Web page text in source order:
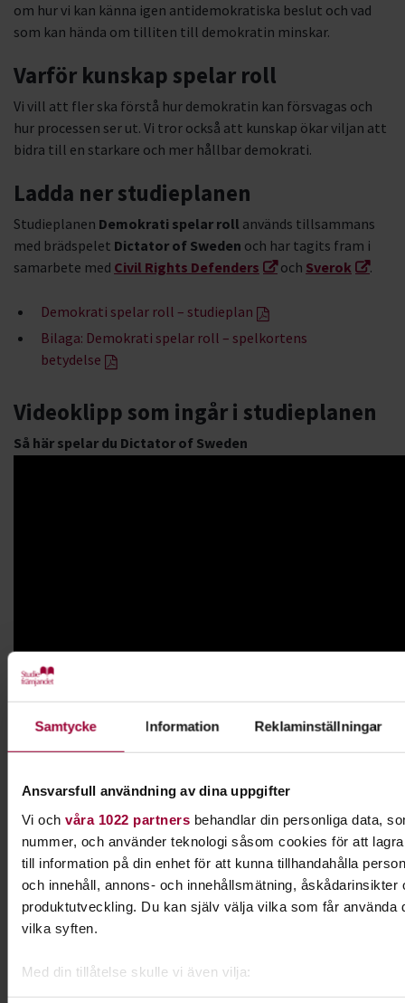
Samtycke Information Reklaminställningar
Ansvarsfull användning av dina uppgifter
Vi och våra 1022 partnersbehandlar din personliga data,
nummer, och använder teknologi såsom cookies för att
till information på din enhet för att kunna tillhandahålla
och innehåll, annons- och innehållsmätning, åskådarinsikter
produktutveckling. Du kan själv välja vilka som får använda
vilka syften.
Med din tillåtelse skulle vi även vilja:
Samla in information om din geografiska plats som
om hur vi kan känna igen antidemokratiska beslut och vad
som kan hända om tilliten till demokratin minskar.
Varför kunskap spelar roll
Vi vill att fler ska förstå hur demokratin kan försvagas och
hur processen ser ut. Vi tror också att kunskap ökar viljan att
bidra till en starkare och mer hållbar demokrati.
Ladda ner studieplanen
Studieplanen Demokrati spelar roll används tillsammans
med brädspelet Dictator of Sweden och har tagits fram i
samarbete med Civil Rights Defenders och Sverok .
Demokrati spelar roll – studieplan
Bilaga: Demokrati spelar roll – spelkortens
betydelse
Videoklipp som ingår i studieplanen
Så här spelar du Dictator of Sweden